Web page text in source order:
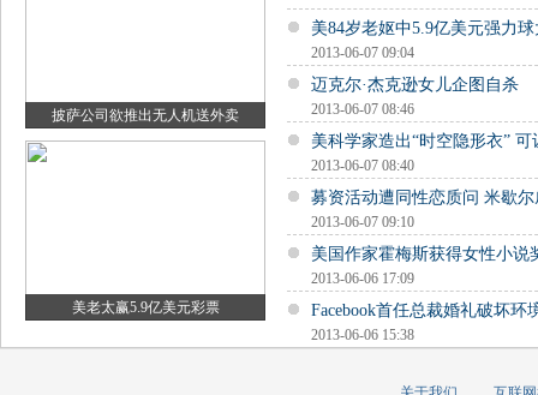
披萨公司欲推出无人机送外卖
美老太赢5.9亿美元彩票
美84岁老妪中5.9亿美元强力
2013-06-07 09:04
迈克尔·杰克逊女儿企图自杀
2013-06-07 08:46
美科学家造出“时空隐形衣”
2013-06-07 08:40
募资活动遭同性恋质问 米歇尔
2013-06-07 09:10
美国作家霍梅斯获得女性小说
2013-06-06 17:09
Facebook首任总裁婚礼破坏环
2013-06-06 15:38